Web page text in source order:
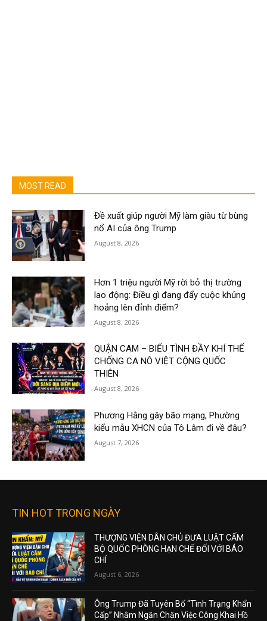
MOST READ
Đề xuất giúp người Mỹ làm giàu từ bùng
nổ AI của ông Trump
August 8, 2026
Hơn 1 triệu người Mỹ rời bỏ thị trường
lao động: Điều gì đang đẩy cuộc khủng
hoảng lên đỉnh điểm?
August 8, 2026
QUẬN CAM – BIỂU TÌNH ĐẦY KHÍ THẾ
CHỐNG CA NÔ VIỆT CỘNG QUỐC
THIÊN
August 8, 2026
Phương Hằng gây bão mạng, Phường
kiểu mẫu XHCN của Tô Lâm đi về đâu?
August 7, 2026
TIN HOT TRONG NGÀY
THƯỢNG VIỆN DÂN CHỦ ĐƯA LUẬT CẤM
BỘ QUỐC PHÒNG HẠN CHẾ ĐỐI VỚI BÁO
CHÍ
August 6, 2026
Ông Trump Đã Tuyên Bố “Tình Trạng Khẩn
Cấp” Nhằm Ngăn Chặn Việc Công Khai Hồ